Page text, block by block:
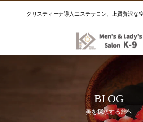
クリスティーナ導入エステサロン、上質贅沢な
BLOG
美を探求する旅へ